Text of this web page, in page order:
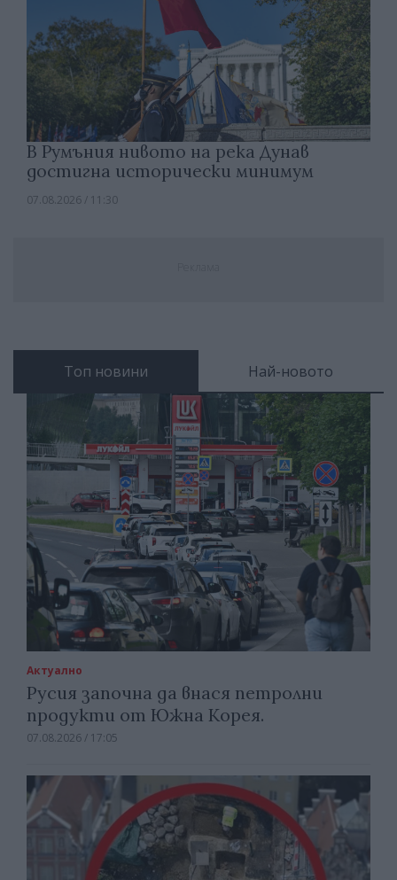
В Румъния нивото на река Дунав
достигна исторически минимум
07.08.2026 / 11:30
Топ новини Най-новото
Актуално
Русия започна да внася петролни
продукти от Южна Корея.
07.08.2026 / 17:05